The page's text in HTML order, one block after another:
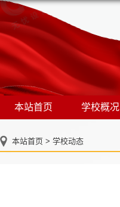
本站首页 学校概况
本站首页 > 学校动态